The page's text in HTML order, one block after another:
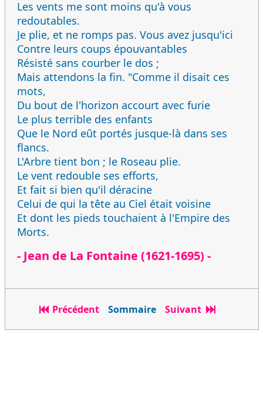
Les vents me sont moins qu'à vous
redoutables.
Je plie, et ne romps pas. Vous avez jusqu'ici
Contre leurs coups épouvantables
Résisté sans courber le dos ;
Mais attendons la fin. "Comme il disait ces
mots,
Du bout de l'horizon accourt avec furie
Le plus terrible des enfants
Que le Nord eût portés jusque-là dans ses
flancs.
L'Arbre tient bon ; le Roseau plie.
Le vent redouble ses efforts,
Et fait si bien qu'il déracine
Celui de qui la tête au Ciel était voisine
Et dont les pieds touchaient à l'Empire des
Morts.
- Jean de La Fontaine (1621-1695) -
Précédent Sommaire Suivant